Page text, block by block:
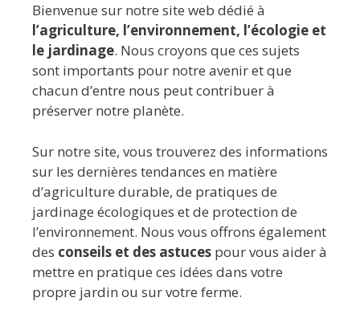
Bienvenue sur notre site web dédié à
l’agriculture, l’environnement, l’écologie et
le jardinage. Nous croyons que ces sujets
sont importants pour notre avenir et que
chacun d’entre nous peut contribuer à
préserver notre planète.
Sur notre site, vous trouverez des informations
sur les dernières tendances en matière
d’agriculture durable, de pratiques de
jardinage écologiques et de protection de
l’environnement. Nous vous offrons également
des conseils et des astuces pour vous aider à
mettre en pratique ces idées dans votre
propre jardin ou sur votre ferme.